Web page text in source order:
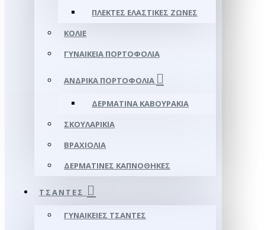
ΠΛΕΚΤΈΣ ΕΛΑΣΤΙΚΈΣ ΖΏΝΕΣ
ΚΟΛΙΈ
ΓΥΝΑΙΚΕΊΑ ΠΟΡΤΟΦΌΛΙΑ
ΑΝΔΡΙΚΆ ΠΟΡΤΟΦΌΛΙΑ
ΔΕΡΜΆΤΙΝΑ ΚΑΒΟΥΡΆΚΙΑ
ΣΚΟΥΛΑΡΊΚΙΑ
ΒΡΑΧΙΌΛΙΑ
ΔΕΡΜΆΤΙΝΕΣ ΚΑΠΝΟΘΉΚΕΣ
ΤΣΆΝΤΕΣ
ΓΥΝΑΙΚΕΊΕΣ ΤΣΆΝΤΕΣ